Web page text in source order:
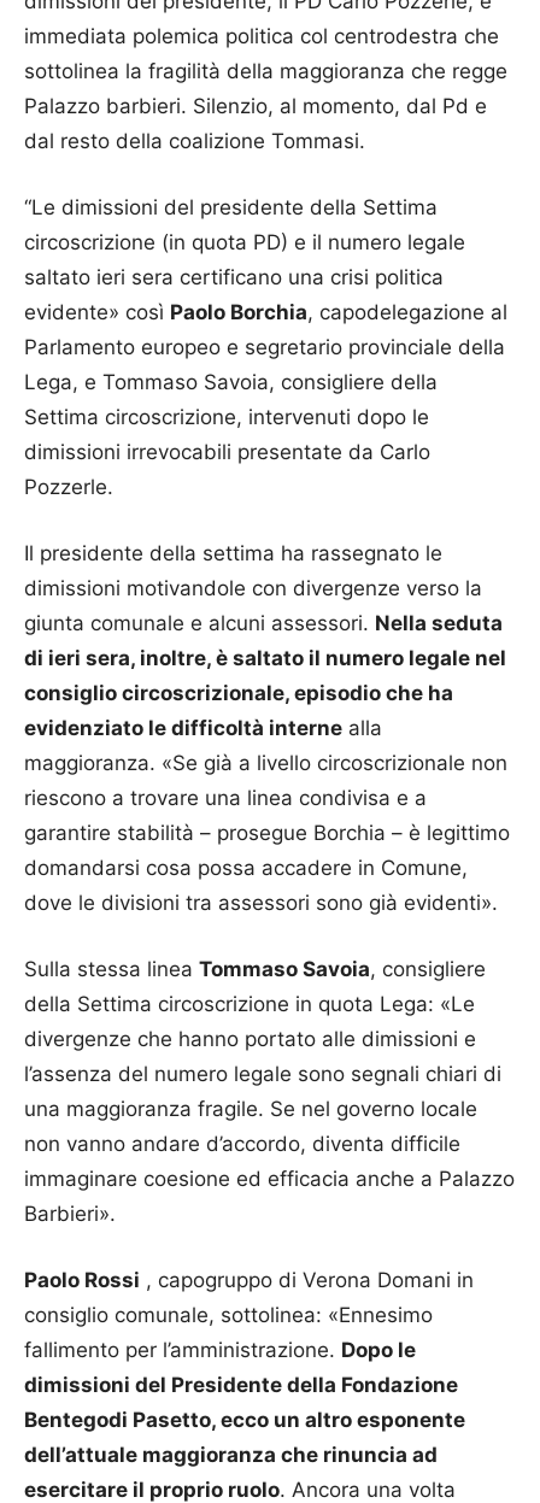
immediata polemica politica col centrodestra che
sottolinea la fragilità della maggioranza che regge
Palazzo barbieri. Silenzio, al momento, dal Pd e
dal resto della coalizione Tommasi.
“Le dimissioni del presidente della Settima
circoscrizione (in quota PD) e il numero legale
saltato ieri sera certificano una crisi politica
evidente» così Paolo Borchia, capodelegazione al
Parlamento europeo e segretario provinciale della
Lega, e Tommaso Savoia, consigliere della
Settima circoscrizione, intervenuti dopo le
dimissioni irrevocabili presentate da Carlo
Pozzerle.
Il presidente della settima ha rassegnato le
dimissioni motivandole con divergenze verso la
giunta comunale e alcuni assessori. Nella seduta
di ieri sera, inoltre, è saltato il numero legale nel
consiglio circoscrizionale, episodio che ha
evidenziato le difficoltà interne alla
maggioranza. «Se già a livello circoscrizionale non
riescono a trovare una linea condivisa e a
garantire stabilità – prosegue Borchia – è legittimo
domandarsi cosa possa accadere in Comune,
dove le divisioni tra assessori sono già evidenti».
Sulla stessa linea Tommaso Savoia, consigliere
della Settima circoscrizione in quota Lega: «Le
divergenze che hanno portato alle dimissioni e
l’assenza del numero legale sono segnali chiari di
una maggioranza fragile. Se nel governo locale
non vanno andare d’accordo, diventa difficile
immaginare coesione ed efficacia anche a Palazzo
Barbieri».
Paolo Rossi , capogruppo di Verona Domani in
consiglio comunale, sottolinea: «Ennesimo
fallimento per l’amministrazione. Dopo le
dimissioni del Presidente della Fondazione
Bentegodi Pasetto, ecco un altro esponente
dell’attuale maggioranza che rinuncia ad
esercitare il proprio ruolo. Ancora una volta